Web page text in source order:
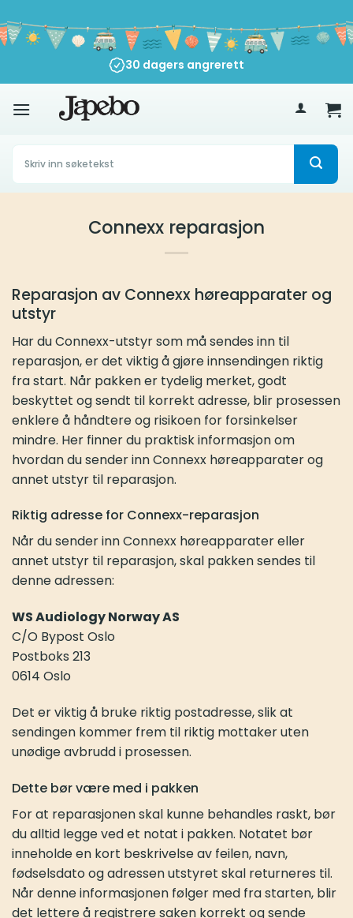
to
content
500
30 dagers angrerett
Søk
etter:
Connexx reparasjon
Reparasjon av Connexx høreapparater og
utstyr
Har du Connexx-utstyr som må sendes inn til
reparasjon, er det viktig å gjøre innsendingen riktig
fra start. Når pakken er tydelig merket, godt
beskyttet og sendt til korrekt adresse, blir prosessen
enklere å håndtere og risikoen for forsinkelser
mindre. Her finner du praktisk informasjon om
hvordan du sender inn Connexx høreapparater og
annet utstyr til reparasjon.
Riktig adresse for Connexx-reparasjon
Når du sender inn Connexx høreapparater eller
annet utstyr til reparasjon, skal pakken sendes til
denne adressen:
WS Audiology Norway AS
C/O Bypost Oslo
Postboks 213
0614 Oslo
Det er viktig å bruke riktig postadresse, slik at
sendingen kommer frem til riktig mottaker uten
unødige avbrudd i prosessen.
Dette bør være med i pakken
For at reparasjonen skal kunne behandles raskt, bør
du alltid legge ved et notat i pakken. Notatet bør
inneholde en kort beskrivelse av feilen, navn,
fødselsdato og adressen utstyret skal returneres til.
Når denne informasjonen følger med fra starten, blir
det lettere å registrere saken korrekt og sende